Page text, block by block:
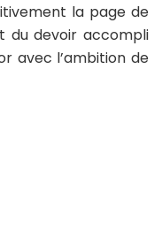
la page de
du devoir accompli
avec l’ambition de